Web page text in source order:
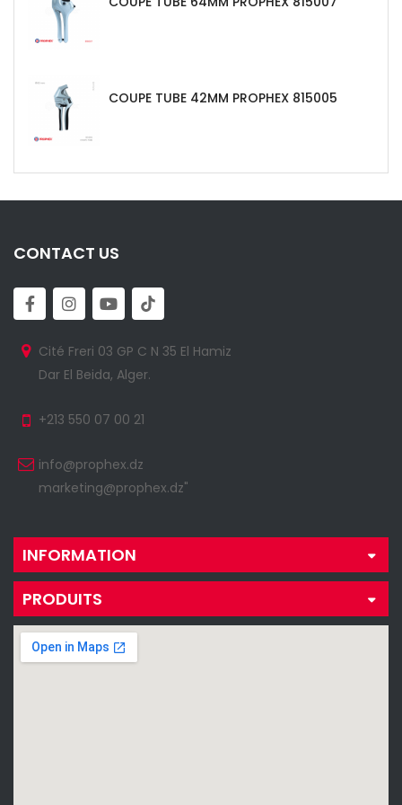
COUPE TUBE 42MM PROPHEX 815005
CONTACT US
Cité Freri 03 GP C N 35 El Hamiz
Dar El Beida, Alger.
+213 550 07 00 21
info@prophex.dz
marketing@prophex.dz"
INFORMATION
PRODUITS